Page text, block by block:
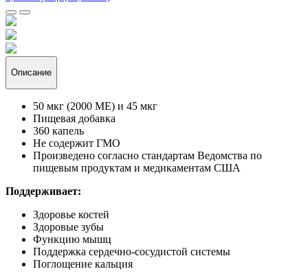
Описание
50 мкг (2000 МЕ) и 45 мкг
Пищевая добавка
360 капель
Не содержит ГМО
Произведено согласно стандартам Ведомства по
пищевым продуктам и медикаментам США
Поддерживает:
Здоровье костей
Здоровые зубы
Функцию мышц
Поддержка сердечно-сосудистой системы
Поглощение кальция